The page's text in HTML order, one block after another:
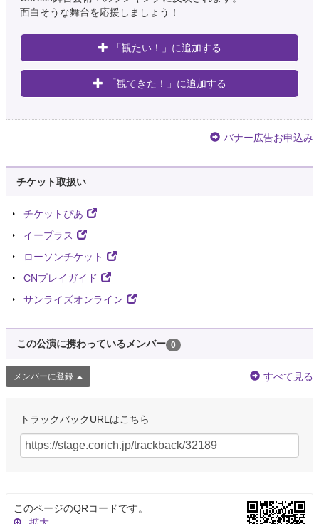
面白そうな舞台を応援しましょう！
「観たい！」に追加する
「観てきた！」に追加する
バナー広告お申込み
チケット取扱い
チケットぴあ
イープラス
ローソンチケット
CNプレイガイド
サンライズオンライン
この公演に携わっているメンバー 0
メンバーに登録 すべて見る
トラックバックURLはこちら
このページのQRコードです。